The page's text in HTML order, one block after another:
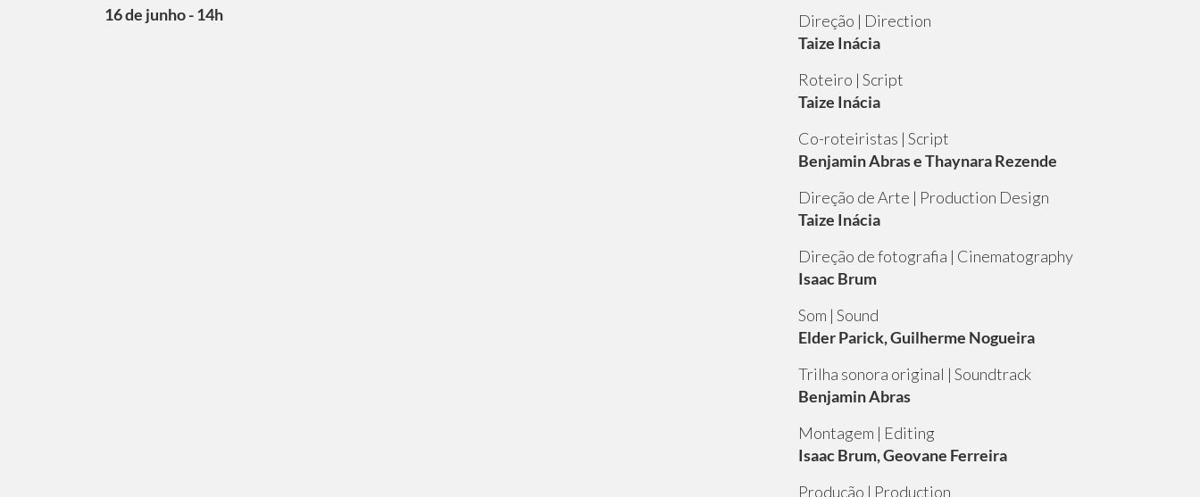
16 de junho - 14h
Direção | Direction
Taize Inácia
Roteiro | Script
Taize Inácia
Co-roteiristas | Script
Benjamin Abras e Thaynara Rezende
Direção de Arte | Production Design
Taize Inácia
Direção de fotografia | Cinematography
Isaac Brum
Som | Sound
Elder Parick, Guilherme Nogueira
Trilha sonora original | Soundtrack
Benjamin Abras
Montagem | Editing
Isaac Brum, Geovane Ferreira
Produção | Production